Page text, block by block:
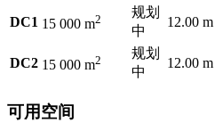
DC1 15 000 m2
规划
中
12.00 m
DC2 15 000 m2
规划
中
12.00 m
可用空间